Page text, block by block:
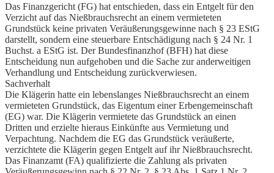
Das Finanzgericht (FG) hat entschieden, dass ein Entgelt für den
Verzicht auf das Nießbrauchsrecht an einem vermieteten
Grundstück keine privaten Veräußerungsgewinne nach § 23 EStG
darstellt, sondern eine steuerbare Entschädigung nach § 24 Nr. 1
Buchst. a EStG ist. Der Bundesfinanzhof (BFH) hat diese
Entscheidung nun aufgehoben und die Sache zur anderweitigen
Verhandlung und Entscheidung zurückverwiesen.
Sachverhalt
Die Klägerin hatte ein lebenslanges Nießbrauchsrecht an einem
vermieteten Grundstück, das Eigentum einer Erbengemeinschaft
(EG) war. Die Klägerin vermietete das Grundstück an einen
Dritten und erzielte hieraus Einkünfte aus Vermietung und
Verpachtung. Nachdem die EG das Grundstück veräußerte,
verzichtete die Klägerin gegen Entgelt auf ihr Nießbrauchsrecht.
Das Finanzamt (FA) qualifizierte die Zahlung als privaten